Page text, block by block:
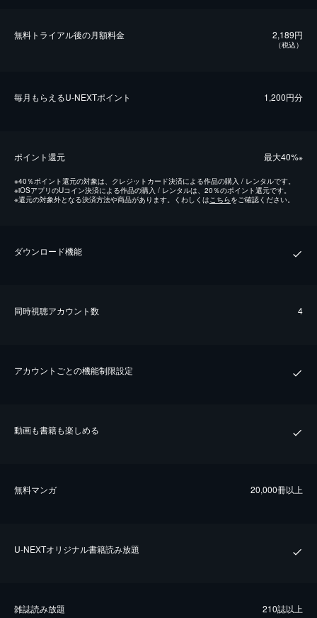
無料トライアル後の⽉額料金 2,189円
（税込）
毎⽉もらえるU-NEXTポイント 1,200円分
ポイント還元 最⼤40%※
※40％ポイント還元の対象は、クレジットカード決済による作品の購入 / レンタルです。
※iOSアプリのUコイン決済による作品の購入 / レンタルは、20％のポイント還元です。
※還元の対象外となる決済方法や商品があります。くわしくはこちらをご確認ください。
ダウンロード機能
同時視聴アカウント数 4
アカウントごとの機能制限設定
動画も書籍も楽しめる
無料マンガ 20,000冊以上
U-NEXTオリジナル書籍読み放題
雑誌読み放題 210誌以上